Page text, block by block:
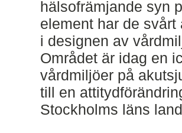
hälsofrämjande syn
element har de
i designen av
Området är idag en
vårdmiljöer på
till en
Stockholms läns